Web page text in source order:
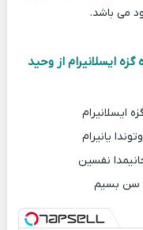
می باشد.
ایسلانیرام از وحید
ایسلانیرام
یانیرام
نفسین
سن بسیم